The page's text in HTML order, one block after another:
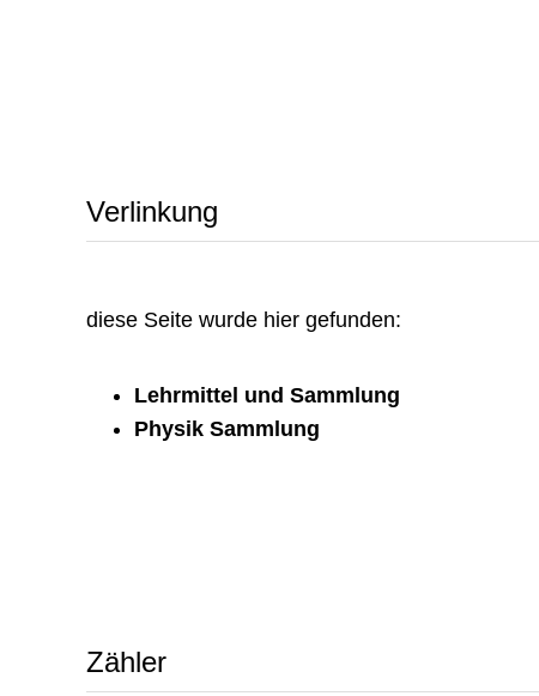
Verlinkung
diese Seite wurde hier gefunden:
Lehrmittel und Sammlung
Physik Sammlung
Zähler